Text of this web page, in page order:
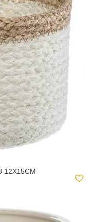
12X15CM